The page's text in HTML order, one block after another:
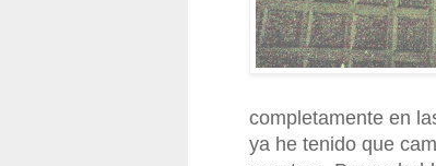
completamente en
ya he tenido que